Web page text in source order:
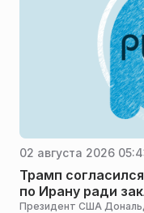
02 августа 2026
Трамп
по Ирану ради
Президент США